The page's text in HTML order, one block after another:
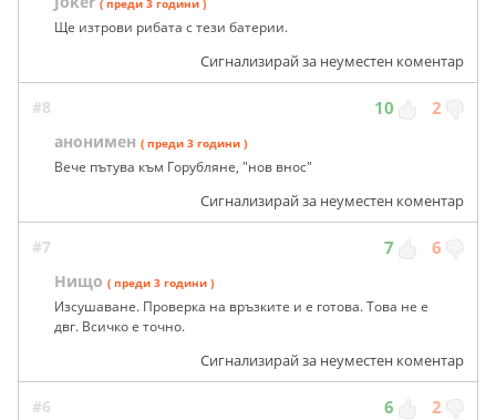
( преди 3 години )
Ще изтрови рибата с тези батерии.
Сигнализирай за неуместен коментар
#8 10 2
анонимен ( преди 3 години )
Вече пътува към Горубляне, "нов внос"
Сигнализирай за неуместен коментар
#7 7 6
Нищо ( преди 3 години )
Изсушаване. Проверка на връзките и е готова. Това не е
двг. Всичко е точно.
Сигнализирай за неуместен коментар
#6 6 2